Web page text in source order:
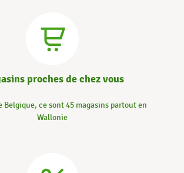
proches de chez vous
Belgique, ce sont 45 magasins partout en
Wallonie